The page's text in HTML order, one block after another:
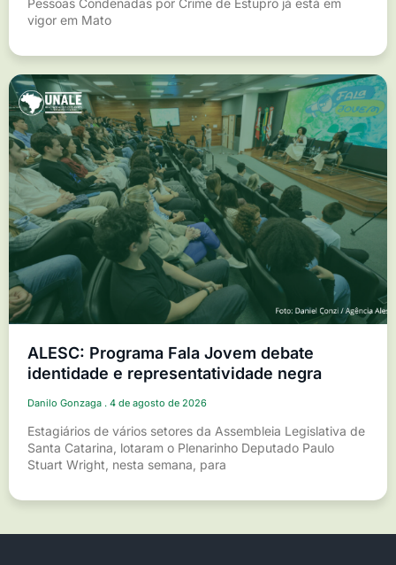
Pessoas Condenadas por Crime de Estupro já está em
vigor em Mato
ALESC: Programa Fala Jovem debate
identidade e representatividade negra
Danilo Gonzaga 4 de agosto de 2026
Estagiários de vários setores da Assembleia Legislativa de
Santa Catarina, lotaram o Plenarinho Deputado Paulo
Stuart Wright, nesta semana, para